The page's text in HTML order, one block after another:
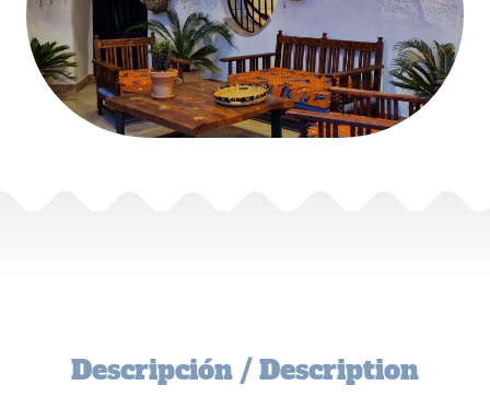
Descripción / Description